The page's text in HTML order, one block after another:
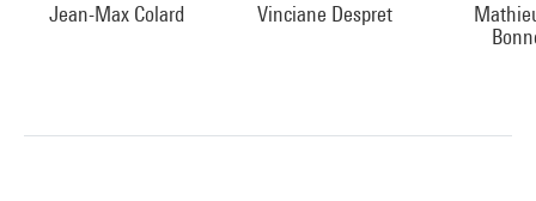
Jean-Max Colard Vinciane Despret